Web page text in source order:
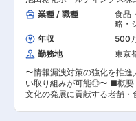
実績は全国120万人まで拡大
界を牽引する存在として、
しEdTechや生涯学習など幅
ています。 変更の範囲
す。 ■業務内容： 法人のお客さま（製造業・流
通業など）に向けて、ネッ
リティ領域を中心としたソリ
導入を支援する業務を担当い
トワークソリューションの提
通業など、幅広い法人顧客に
ソリューションの提案支援
ョンの導入・構築支援：セ
クラウドなど複数サービス・
トータルソリューションの導
業種 / 職種
食品
略・
ンサ
年収 500
勤務地
東京
〜情報漏洩対策の強化を推進
い取り組みが可能◎〜 ■概要： 当社は、豊かな食
文化の発展に貢献する老舗・